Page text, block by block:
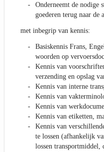
Onderneemt de nodige
goederen terug naar de
met inbegrip van kennis:
Basiskennis Frans,
woorden op
Kennis van
verzending en opslag
Kennis van interne
Kennis van
Kennis van
Kennis van etiketten,
Kennis van
te lossen (afhankelijk
lossen transportmiddel,